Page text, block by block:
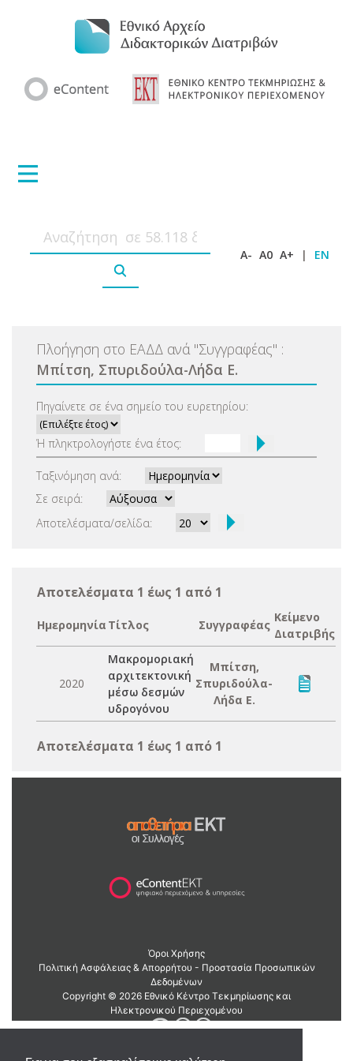
A- A0 A+ | EN
Πλοήγηση στο ΕΑΔΔ ανά "Συγγραφέας" :
Μπίτση, Σπυριδούλα-Λήδα Ε.
Πηγαίνετε σε ένα σημείο του ευρετηρίου:
Ή πληκτρολογήστε ένα έτος:
Ταξινόμηση ανά:
Σε σειρά:
Αποτελέσματα/σελίδα:
Αποτελέσματα 1 έως 1 από 1
Ημερομηνία Τίτλος Συγγραφέας
Κείμενο
Διατριβής
2020
Μακρομοριακή
αρχιτεκτονική
μέσω δεσμών
υδρογόνου
Μπίτση,
Σπυριδούλα-
Λήδα Ε.
Αποτελέσματα 1 έως 1 από 1